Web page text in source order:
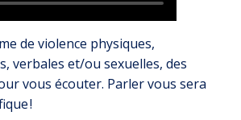
de violence physiques,
verbales et/ou sexuelles, des
vous écouter. Parler vous sera
!